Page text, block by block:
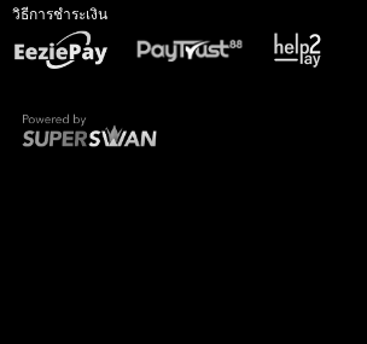
วิธีการชำระเงิน